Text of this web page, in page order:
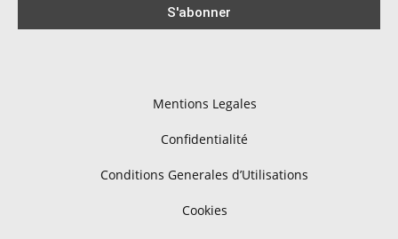
Mentions Legales
Confidentialité
Conditions Generales d’Utilisations
Cookies